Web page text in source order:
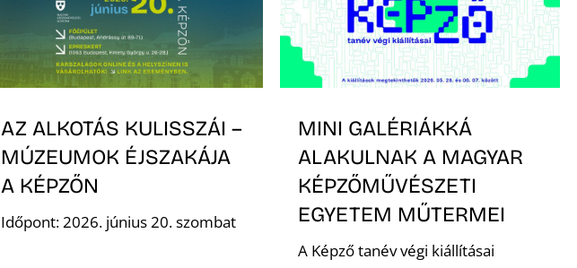
AZ ALKOTÁS KULISSZÁI –
MÚZEUMOK ÉJSZAKÁJA
A KÉPZŐN
Időpont: 2026. június 20. szombat
MINI GALÉRIÁKKÁ
ALAKULNAK A MAGYAR
KÉPZŐMŰVÉSZETI
EGYETEM MŰTERMEI
A Képző tanév végi kiállításai